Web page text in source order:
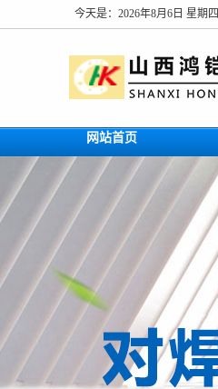
今天是：2026年8月6日 星期四
网站首页